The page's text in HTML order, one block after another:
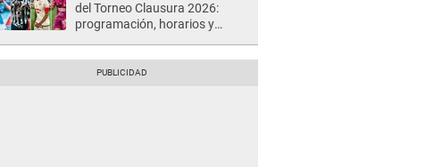
del Torneo Clausura 2026:
programación, horarios y